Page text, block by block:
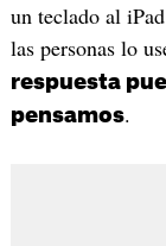
un teclado al
las personas lo
respuesta
pensamos.